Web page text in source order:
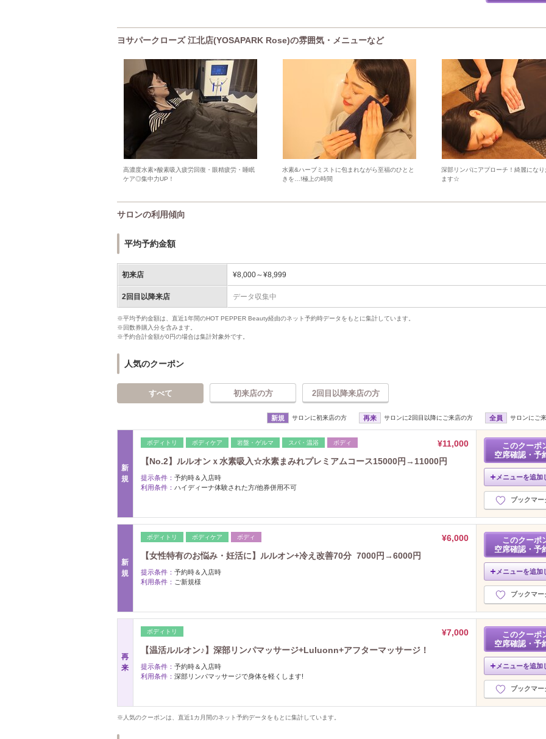
ヨサパークローズ 江北店(YOSAPARK Rose)の雰囲気・メニューなど
高濃度水素×酸素吸入疲労回復・眼精疲労・睡眠
ケア◎集中力UP！
水素&ハーブミストに包まれながら至福のひとと
きを…!極上の時間
深部リンパにアプローチ！綺麗にな
ます☆
サロンの利用傾向
平均予約金額
初来店 ¥8,000～¥8,999
2回目以降来店 データ収集中
※平均予約金額は、直近1年間のHOT PEPPER Beauty経由のネット予約時データをもとに集計しています。
※回数券購入分を含みます。
※予約合計金額が0円の場合は集計対象外です。
人気のクーポン
すべて 初来店の方 2回目以降来店の方
新規 サロンに初来店の方 再来 サロンに2回目以降にご来店の方 全員 サロンにご
新
規
ボディトリ ボディケア 岩盤・ゲルマ スパ・温浴 ボディ
¥11,000
【No.2】ルルオンｘ水素吸入☆水素まみれプレミアムコース15000円→11000円
提示条件： 予約時＆入店時
利用条件： ハイディーナ体験された方/他券併用不可
このクーポ
空席確認・予
メニューを追加
ブックマー
新
規
ボディトリ ボディケア ボディ
¥6,000
【女性特有のお悩み・妊活に】ルルオン+冷え改善70分 7000円→6000円
提示条件： 予約時＆入店時
利用条件： ご新規様
このクーポ
空席確認・予
メニューを追加
ブックマー
再
来
ボディトリ
¥7,000
【温活ルルオン♪】深部リンパマッサージ+Luluonn+アフターマッサージ！
提示条件： 予約時＆入店時
利用条件： 深部リンパマッサージで身体を軽くします!
このクーポ
空席確認・予
メニューを追加
ブックマー
※人気のクーポンは、直近1カ月間のネット予約データをもとに集計しています。